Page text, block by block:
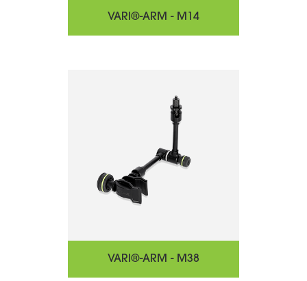
VARI®-ARM - M14
VARI®-ARM - M38